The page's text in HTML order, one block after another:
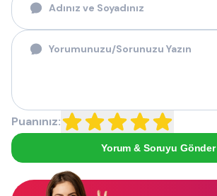
Puanınız:
Yorum & Soruyu Gönder